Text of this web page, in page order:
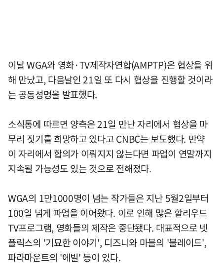
이날 WGA와 영화·TV제작자연합(AMPTP)은 협상을 위
해 만났고, 다음날인 21일 또 다시 협상을 진행할 것이라
는 공동성명을 발표했다.
소식통에 따르면 양측은 21일 만난 자리에서 협상을 마
무리 짓기를 희망하고 있다고 CNBC는 보도했다. 만약
이 자리에서 합의가 이뤄지지 않는다면 파업이 연말까지
지속될 가능성도 있는 것으로 전해졌다.
WGA의 1만1000명이 넘는 작가들은 지난 5월2일부터
100일 넘게 파업을 이어왔다. 이로 인해 많은 할리우드
TV프로그램, 영화들의 제작은 중단됐다. 대표적으로 넷
플릭스의 '기묘한 이야기', 디즈니와 마블의 '블레이드',
파라마운트의 '에빌' 등이 있다.